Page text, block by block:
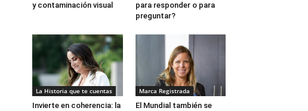
y contaminación visual
para responder o para
preguntar?
La Historia que te cuentas
Invierte en coherencia: la
Marca Registrada
El Mundial también se